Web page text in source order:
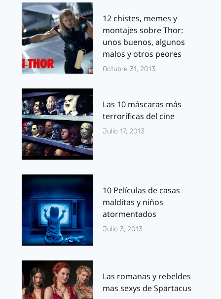
12 chistes, memes y
montajes sobre Thor:
unos buenos, algunos
malos y otros peores
Octubre 31, 2013
Las 10 máscaras más
terroríficas del cine
Julio 17, 2013
10 Películas de casas
malditas y niños
atormentados
Julio 3, 2013
Las romanas y rebeldes
mas sexys de Spartacus